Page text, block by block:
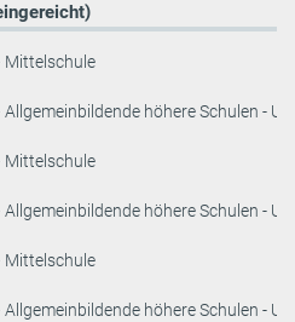
Mittelschule
Allgemeinbildende höhere Schulen -
Mittelschule
Allgemeinbildende höhere Schulen -
Mittelschule
Allgemeinbildende höhere Schulen -